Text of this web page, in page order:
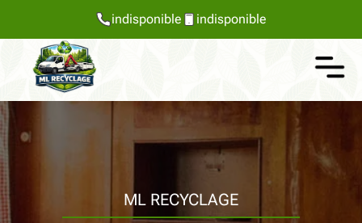
indisponible indisponible
ML RECYCLAGE